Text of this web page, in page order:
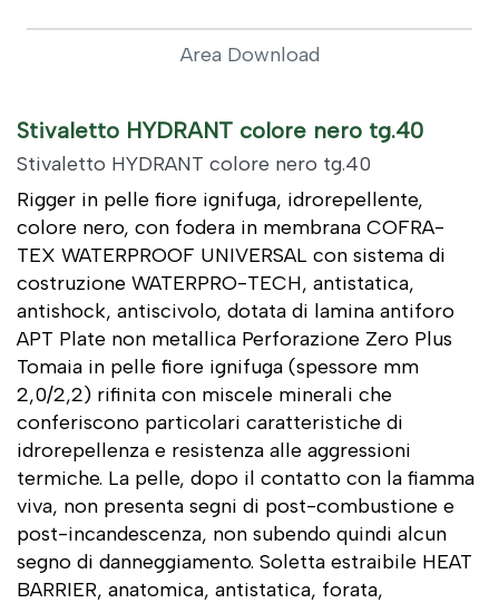
Area Download
Stivaletto HYDRANT colore nero tg.40
Stivaletto HYDRANT colore nero tg.40
Rigger in pelle fiore ignifuga, idrorepellente,
colore nero, con fodera in membrana COFRA-
TEX WATERPROOF UNIVERSAL con sistema di
costruzione WATERPRO-TECH, antistatica,
antishock, antiscivolo, dotata di lamina antiforo
APT Plate non metallica Perforazione Zero Plus
Tomaia in pelle fiore ignifuga (spessore mm
2,0/2,2) rifinita con miscele minerali che
conferiscono particolari caratteristiche di
idrorepellenza e resistenza alle aggressioni
termiche. La pelle, dopo il contatto con la fiamma
viva, non presenta segni di post-combustione e
post-incandescenza, non subendo quindi alcun
segno di danneggiamento. Soletta estraibile HEAT
BARRIER, anatomica, antistatica, forata,